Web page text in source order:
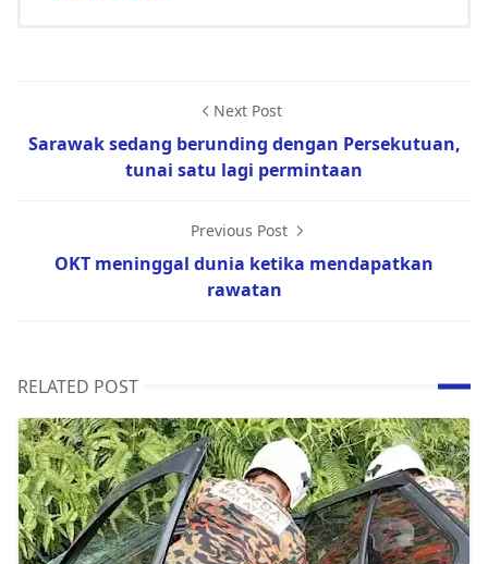
Next Post
Sarawak sedang berunding dengan Persekutuan,
tunai satu lagi permintaan
Previous Post
OKT meninggal dunia ketika mendapatkan
rawatan
RELATED POST